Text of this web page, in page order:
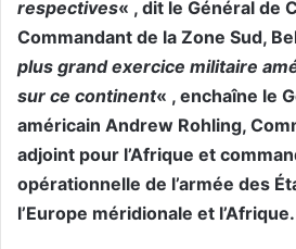
respectives« , dit le Général de
Commandant de la Zone Sud,
plus grand exercice militaire
sur ce continent« , enchaîne le
américain Andrew Rohling,
adjoint pour l’Afrique et
opérationnelle de l’armée des
l’Europe méridionale et l’Afrique.